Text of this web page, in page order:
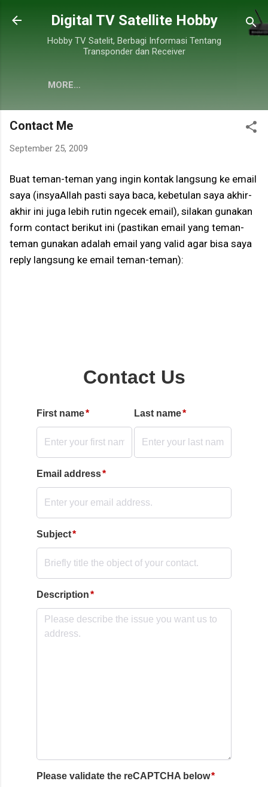
Skip to main content
Digital TV Satellite Hobby
Hobby TV Satelit, Berbagi Informasi Tentang
Transponder dan Receiver
MORE…
Contact Me
September 25, 2009
Buat teman-teman yang ingin kontak langsung ke email
saya (insyaAllah pasti saya baca, kebetulan saya akhir-
akhir ini juga lebih rutin ngecek email), silakan gunakan
form contact berikut ini (pastikan email yang teman-
teman gunakan adalah email yang valid agar bisa saya
reply langsung ke email teman-teman):